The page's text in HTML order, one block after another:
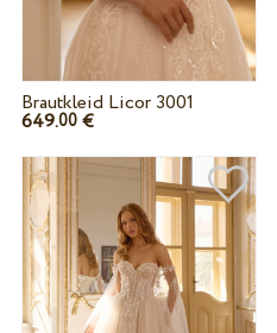
Brautkleid Licor 3001
649.00€